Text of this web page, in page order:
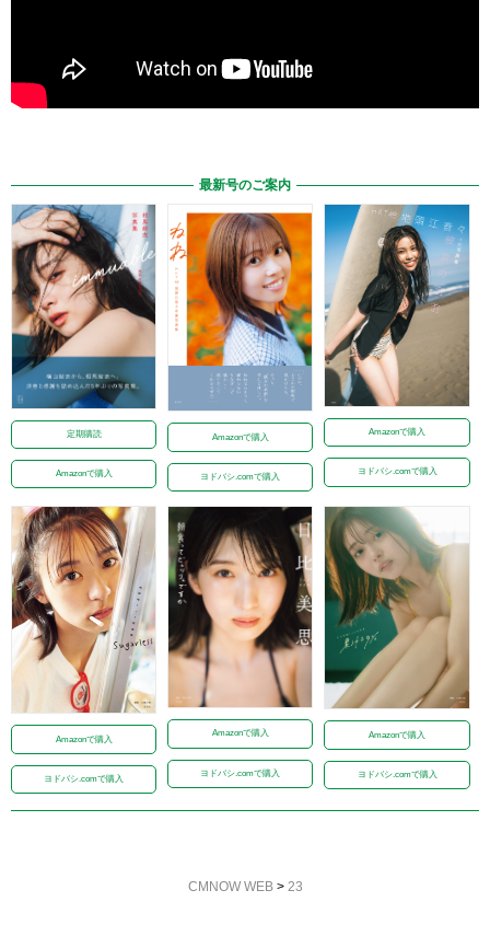
最新号のご案内
定期購読
Amazonで購入
Amazonで購入
ヨドバシ.comで購入
Amazonで購入
ヨドバシ.comで購入
Amazonで購入
ヨドバシ.comで購入
Amazonで購入
ヨドバシ.comで購入
Amazonで購入
ヨドバシ.comで購入
CMNOW WEB> 23